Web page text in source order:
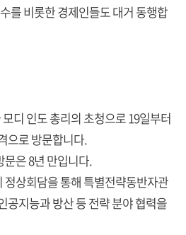
를 비롯한 경제인들도 대거 동행합
디 인도 총리의 초청으로 19일부터
으로 방문합니다.
문은 8년 만입니다.
정상회담을 통해 특별전략동반자관
공지능과 방산 등 전략 분야 협력을